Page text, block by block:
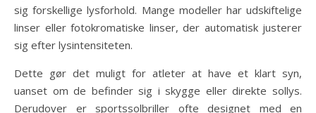
sig forskellige lysforhold. Mange modeller har udskiftelige
linser eller fotokromatiske linser, der automatisk justerer
sig efter lysintensiteten.
Dette gør det muligt for atleter at have et klart syn,
uanset om de befinder sig i skygge eller direkte sollys.
Derudover er sportssolbriller ofte designet med en